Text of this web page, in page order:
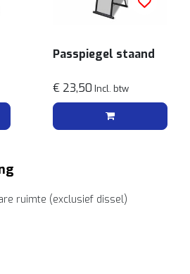
Passpiegel staand
€ 23,50 Incl. btw
ruimte (exclusief dissel)